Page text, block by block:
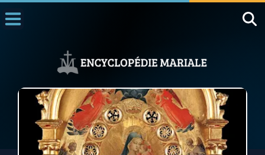
1000 Raisons de Croire